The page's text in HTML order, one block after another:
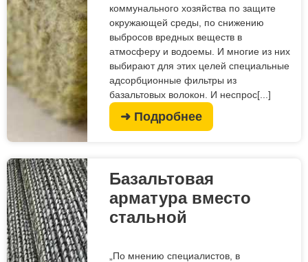
коммунального хозяйства по защите
окружающей среды, по снижению
выбросов вредных веществ в
атмосферу и водоемы. И многие из них
выбирают для этих целей специальные
адсорбционные фильтры из
базальтовых волокон. И неспрос[...]
➜ Подробнее
Базальтовая
арматура вместо
стальной
„По мнению специалистов, в